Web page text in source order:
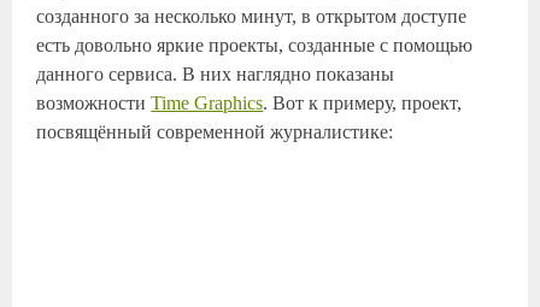
созданного за несколько минут, в открытом доступе
есть довольно яркие проекты, созданные с помощью
данного сервиса. В них наглядно показаны
возможностиTime Graphics. Вот к примеру, проект,
посвящённый современной журналистике: